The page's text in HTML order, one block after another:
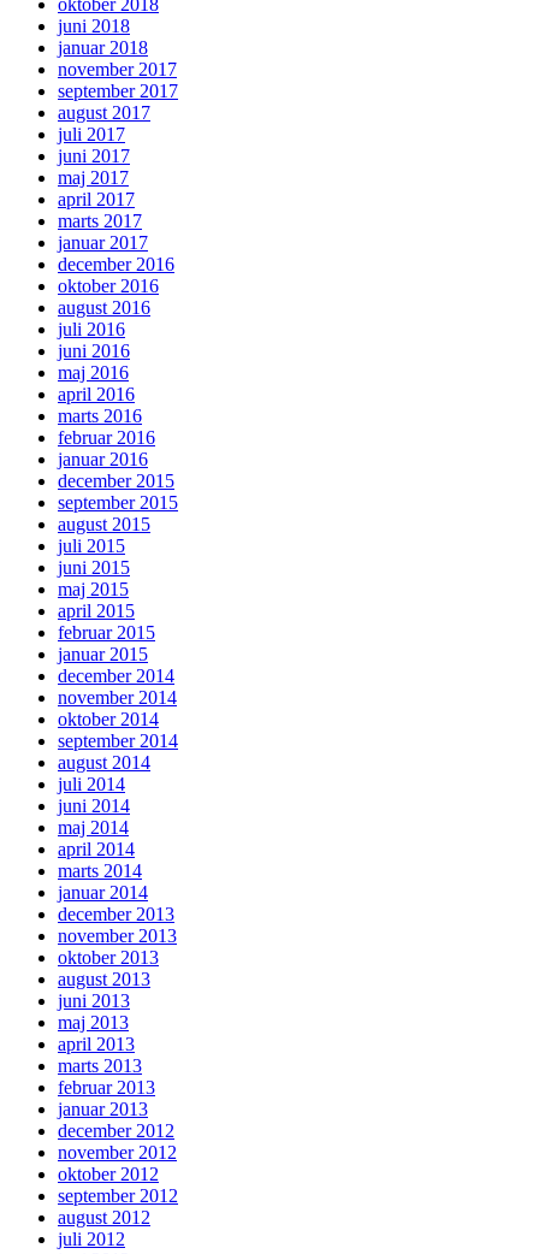
juni 2018
januar 2018
november 2017
september 2017
august 2017
juli 2017
juni 2017
maj 2017
april 2017
marts 2017
januar 2017
december 2016
oktober 2016
august 2016
juli 2016
juni 2016
maj 2016
april 2016
marts 2016
februar 2016
januar 2016
december 2015
september 2015
august 2015
juli 2015
juni 2015
maj 2015
april 2015
februar 2015
januar 2015
december 2014
november 2014
oktober 2014
september 2014
august 2014
juli 2014
juni 2014
maj 2014
april 2014
marts 2014
januar 2014
december 2013
november 2013
oktober 2013
august 2013
juni 2013
maj 2013
april 2013
marts 2013
februar 2013
januar 2013
december 2012
november 2012
oktober 2012
september 2012
august 2012
juli 2012